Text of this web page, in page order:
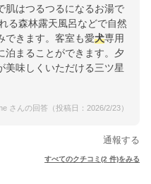
肌はつるつるになるお湯で
る森林露天風呂などで自然
できます。客室も愛犬専用
泊まることができます。夕
美味しくいただける三ツ星
さんの回答（投稿日：2026/2/23）
通報する
すべてのクチコミ(2 件)をみる